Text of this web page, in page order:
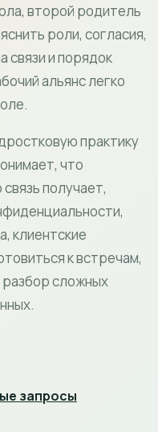
второй родитель
роли, согласия,
связи и порядок
альянс легко
практику
что
получает,
клиентские
к встречам,
сложных
запросы